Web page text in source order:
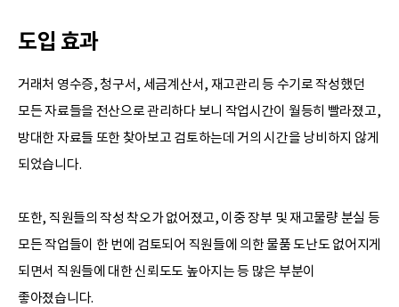
도입 효과
거래처 영수증, 청구서, 세금계산서, 재고관리 등 수기로 작성했던
모든 자료들을 전산으로 관리하다 보니 작업시간이 월등히 빨라졌고,
방대한 자료들 또한 찾아보고 검토하는데 거의 시간을 낭비하지 않게
되었습니다.
또한, 직원들의 작성 착오가 없어졌고, 이중 장부 및 재고물량 분실 등
모든 작업들이 한 번에 검토되어 직원들에 의한 물품 도난도 없어지게
되면서 직원들에 대한 신뢰도도 높아지는 등 많은 부분이
좋아졌습니다.